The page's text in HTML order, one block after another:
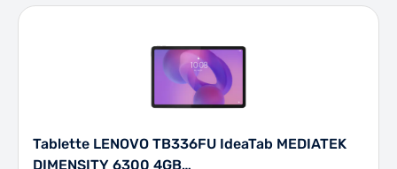
Tablette LENOVO TB336FU IdeaTab MEDIATEK
DIMENSITY 6300 4GB…